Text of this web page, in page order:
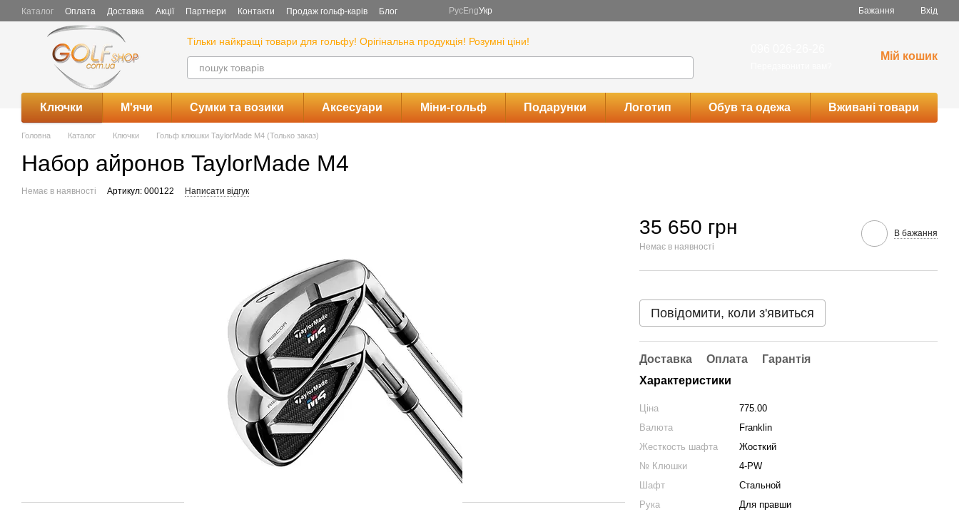
Перейти до основного контенту
Каталог Оплата Доставка Акції Партнери Контакти Продаж гольф-карів Блог РусEngУкр Бажання Вхід
Тільки найкращі товари для гольфу! Орігінальна продукція! Розумні ціни!
Мій кошик
Ключки М'ячи Сумки та возики Аксесуари Міни-гольф Подарунки Логотип Обув та одежа Вживані товари
Головна Каталог Ключки Гольф клюшки TaylorMade M4 (Только заказ)
Набор айронов TaylorMade M4
Немає в наявності Артикул: 000122 Написати відгук
35 650 грн
Немає в наявності
В бажання
Повідомити, коли з'явиться
Доставка Оплата
Гарантія
Характеристики
Ціна
775.00
Валюта
Franklin
Жесткость шафта
Жосткий
№ Клюшки
4-PW
Шафт
Стальной
Рука
Для правши